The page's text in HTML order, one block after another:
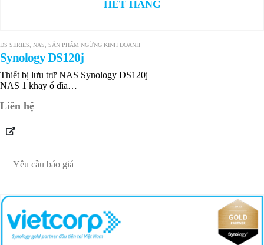
HẾT HÀNG
DS SERIES NAS SẢN PHẨM NGỪNG KINH DOANH
Synology DS120j
Thiết bị lưu trữ NAS Synology DS120j
NAS 1 khay ổ đĩa
512 MB DDR3L non-ECC
Liên hệ
Yêu cầu báo giá